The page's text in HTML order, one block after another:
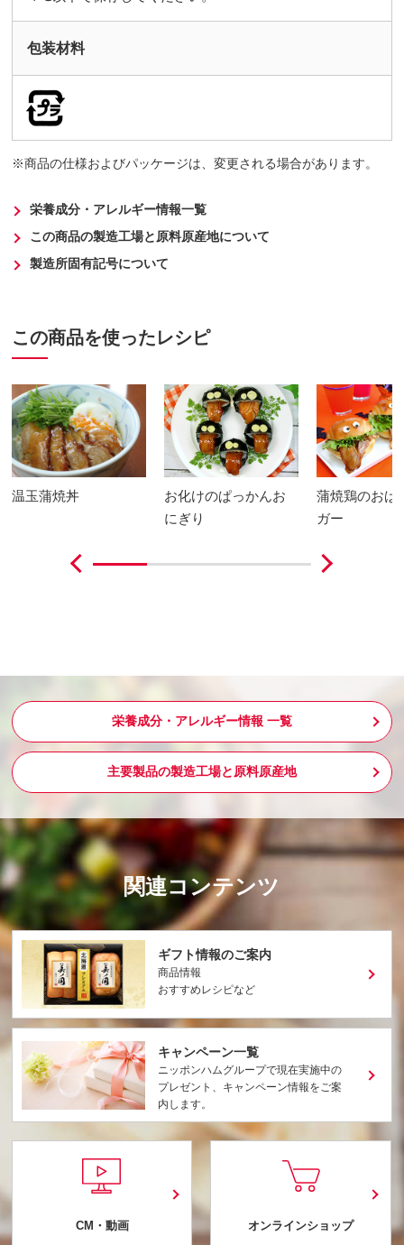
包装材料
商品の仕様およびパッケージは、変更される場合があります。
栄養成分・アレルギー情報一覧
この商品の製造工場と原料原産地について
製造所固有記号について
この商品を使ったレシピ
温玉蒲焼丼
お化けのぱっかんお
にぎり
蒲焼鶏のおば
ガー
栄養成分・アレルギー情報 一覧
主要製品の製造工場と原料原産地
関連コンテンツ
ギフト情報のご案内
商品情報
おすすめレシピなど
キャンペーン一覧
ニッポンハムグループで現在実施中の
プレゼント、キャンペーン情報をご案
内します。
CM・動画 オンラインショップ